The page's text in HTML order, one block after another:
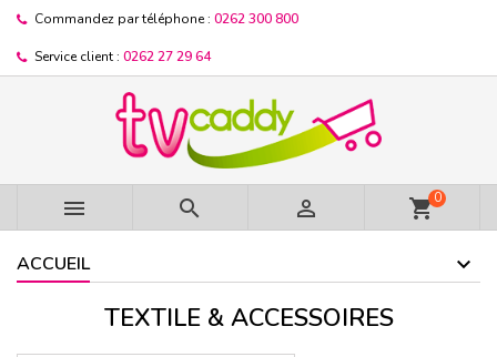
Commandez par téléphone : 0262 300 800
Service client : 0262 27 29 64
   shopping_cart0
ACCUEIL
TEXTILE & ACCESSOIRES